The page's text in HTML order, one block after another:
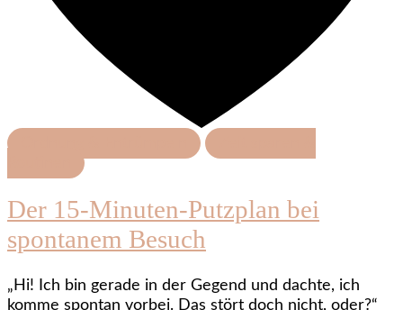
Der 15-Minuten-Putzplan bei
spontanem Besuch
„Hi! Ich bin gerade in der Gegend und dachte, ich
komme spontan vorbei. Das stört doch nicht, oder?“